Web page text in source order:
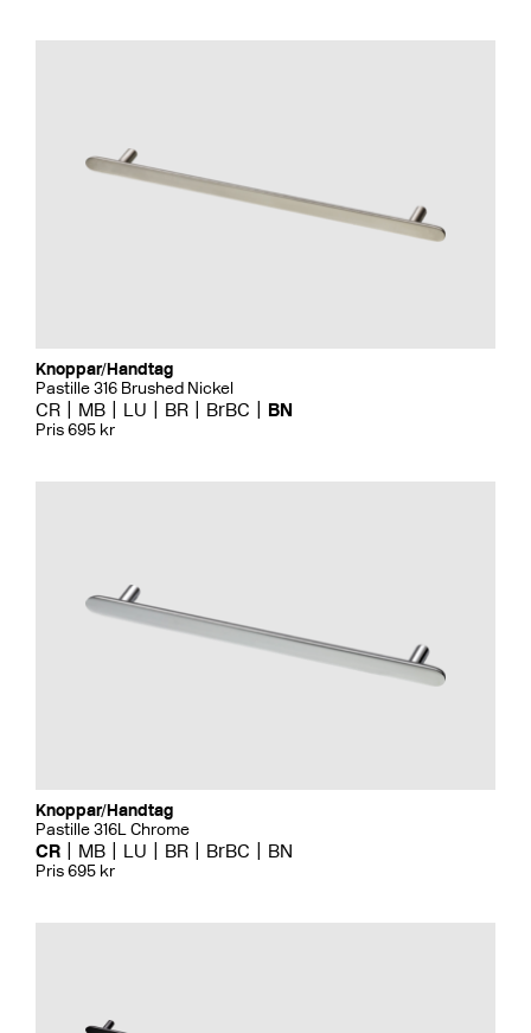
Knoppar/Handtag
Pastille 316 Brushed Nickel
CR MB LU BR BrBC BN
Pris 695 kr
Knoppar/Handtag
Pastille 316L Chrome
CR MB LU BR BrBC BN
Pris 695 kr